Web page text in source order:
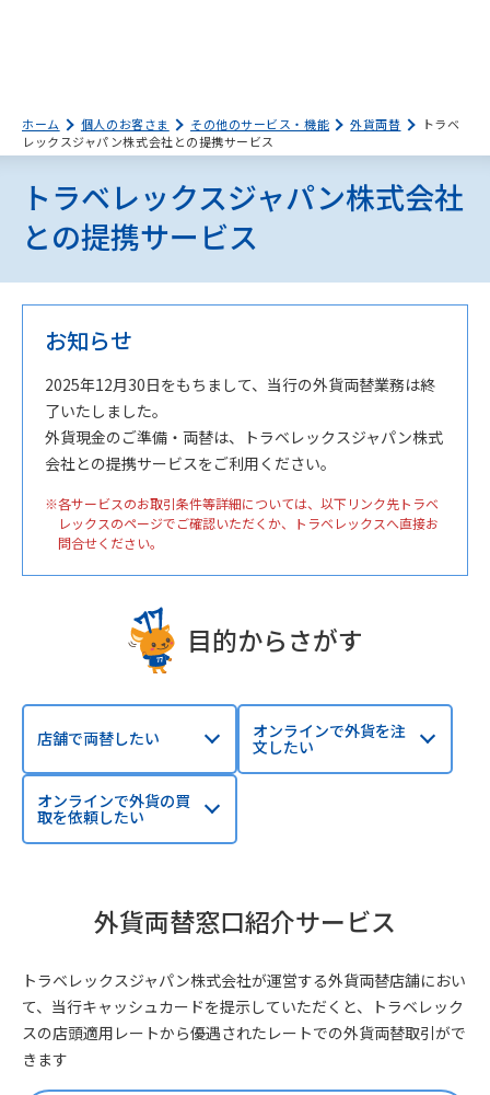
ホーム 個人のお客さま その他のサービス・機能 外貨両替
トラベ
レックスジャパン株式会社との提携サービス
トラベレックスジャパン株式会社
との提携サービス
お知らせ
2025年12月30日をもちまして、当行の外貨両替業務は終
了いたしました。
外貨現金のご準備・両替は、トラベレックスジャパン株式
会社との提携サービスをご利用ください。
各サービスのお取引条件等詳細については、以下リンク先トラベ
レックスのページでご確認いただくか、トラベレックスへ直接お
問合せください。
目的からさがす
店舗で両替したい オンラインで外貨を注
文したい
オンラインで外貨の買
取を依頼したい
外貨両替窓口紹介サービス
トラベレックスジャパン株式会社が運営する外貨両替店舗におい
て、当行キャッシュカードを提示していただくと、トラベレック
スの店頭適用レートから優遇されたレートでの外貨両替取引がで
きます